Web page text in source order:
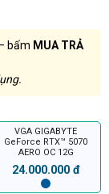
bấm MUA TRẢ
VGA GIGABYTE
GeForce RTX™ 5070
AERO OC 12G
24.000.000 đ